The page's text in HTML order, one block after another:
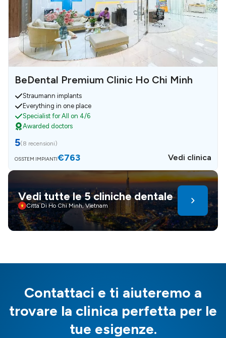
BeDental Premium Clinic Ho Chi Minh
Straumann implants
Everything in one place
Specialist for All on 4/6
Awarded doctors
5(8 recensioni)
OSSTEM IMPIANTI€763 Vedi clinica
Vedi tutte le 5 cliniche dentale
Citta Di Ho Chi Minh, Vietnam
Contattaci e ti aiuteremo a
trovare la clinica perfetta per le
tue esigenze.